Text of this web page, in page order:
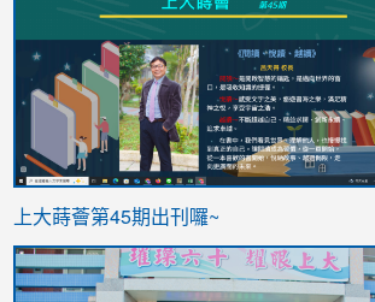
ink
https://sites.google.com/stes.tyc.edu.tw/
link
https://sites.google.com/stes.tyc.edu.tw/
上大蒔薈第45期出刊囉~